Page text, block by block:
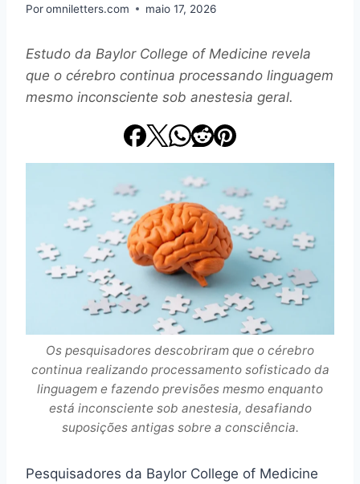
Poromniletters.com maio 17, 2026
Estudo da Baylor College of Medicine revela
que o cérebro continua processando linguagem
mesmo inconsciente sob anestesia geral.
Os pesquisadores descobriram que o cérebro
continua realizando processamento sofisticado da
linguagem e fazendo previsões mesmo enquanto
está inconsciente sob anestesia, desafiando
suposições antigas sobre a consciência.
Pesquisadores da Baylor College of Medicine